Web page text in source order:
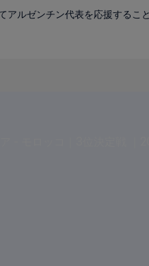
アルゼンチン代表を応援するこ